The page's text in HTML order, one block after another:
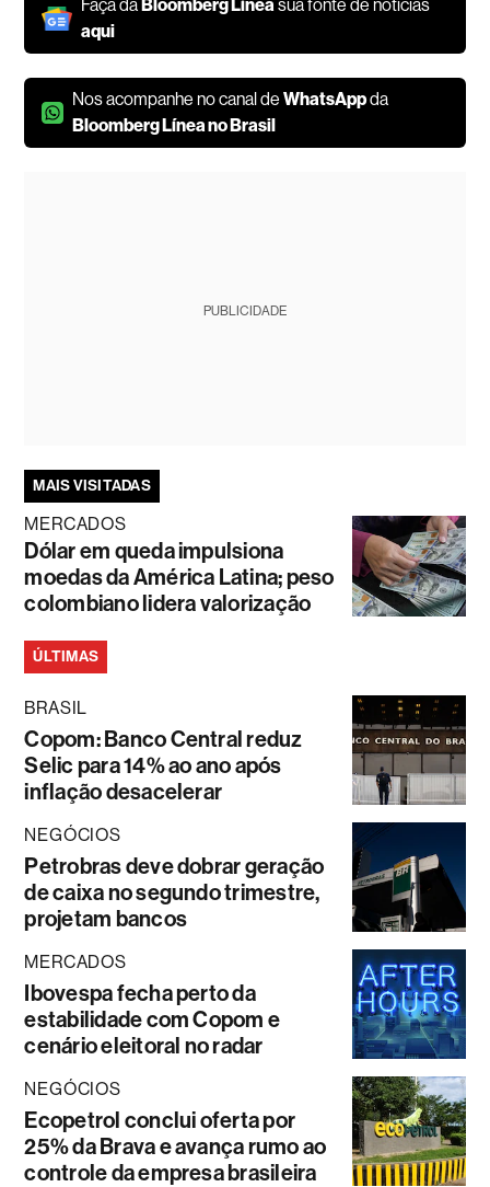
Faça da Bloomberg Líneasua fonte de notícias
aqui
Nos acompanhe no canal deWhatsAppda
Bloomberg Línea no Brasil
PUBLICIDADE
MAIS VISITADAS
MERCADOS
Dólar em queda impulsiona
moedas da América Latina; peso
colombiano lidera valorização
ÚLTIMAS
BRASIL
Copom: Banco Central reduz
Selic para 14% ao ano após
inflação desacelerar
NEGÓCIOS
Petrobras deve dobrar geração
de caixa no segundo trimestre,
projetam bancos
MERCADOS
Ibovespa fecha perto da
estabilidade com Copom e
cenário eleitoral no radar
NEGÓCIOS
Ecopetrol conclui oferta por
25% da Brava e avança rumo ao
controle da empresa brasileira